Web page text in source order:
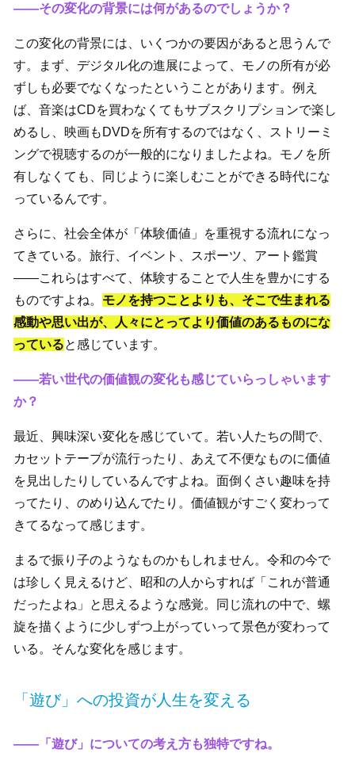
――その変化の背景には何があるのでしょうか？
この変化の背景には、いくつかの要因があると思うんで
す。まず、デジタル化の進展によって、モノの所有が必
ずしも必要でなくなったということがあります。例え
ば、音楽はCDを買わなくてもサブスクリプションで楽し
めるし、映画もDVDを所有するのではなく、ストリーミ
ングで視聴するのが一般的になりましたよね。モノを所
有しなくても、同じように楽しむことができる時代にな
っているんです。
さらに、社会全体が「体験価値」を重視する流れになっ
てきている。旅行、イベント、スポーツ、アート鑑賞
——これらはすべて、体験することで人生を豊かにする
ものですよね。 モノを持つことよりも、そこで生まれる
感動や思い出が、人々にとってより価値のあるものにな
っていると感じています。
――若い世代の価値観の変化も感じていらっしゃいます
か？
最近、興味深い変化を感じていて。若い人たちの間で、
カセットテープが流行ったり、あえて不便なものに価値
を見出したりしているんですよね。面倒くさい趣味を持
ってたり、のめり込んでたり。価値観がすごく変わって
きてるなって感じます。
まるで振り子のようなものかもしれません。令和の今で
は珍しく見えるけど、昭和の人からすれば「これが普通
だったよね」と思えるような感覚。同じ流れの中で、螺
旋を描くように少しずつ上がっていって景色が変わって
いる。そんな変化を感じます。
「遊び」への投資が人生を変える
――「遊び」についての考え方も独特ですね。